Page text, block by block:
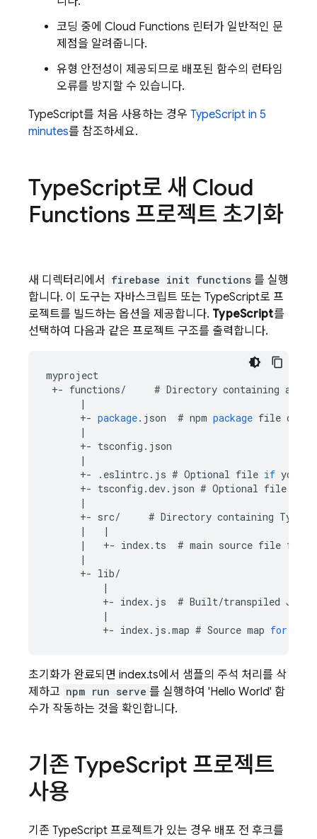
코딩 중에 Cloud Functions 린터가 일반적인 문
제점을 알려줍니다.
유형 안전성이 제공되므로 배포된 함수의 런타임
오류를 방지할 수 있습니다.
TypeScript를 처음 사용하는 경우 TypeScript in 5
minutes를 참조하세요.
TypeScript로 새 Cloud
Functions 프로젝트 초기화
새 디렉터리에서 firebase init functions 를 실행
합니다. 이 도구는 자바스크립트 또는 TypeScript로 프
로젝트를 빌드하는 옵션을 제공합니다. TypeScript를
선택하여 다음과 같은 프로젝트 구조를 출력합니다.
myproject
+- functions/ # Directory containing all
|
+- package. json # npm package file
|
+- tsconfig . json
|
+-
. eslintrc. js # Optional file if you
+- tsconfig .dev. json # Optional file
|
+- src/ # Directory containing
|
|
|
+- index. ts # main source file for
|
+- lib/
|
+- index. js # Built/transpiled
|
+- index. js .map # Source map for
초기화가 완료되면 index.ts에서 샘플의 주석 처리를 삭
제하고 npm run serve 를 실행하여 'Hello World' 함
수가 작동하는 것을 확인합니다.
기존 TypeScript 프로젝트
사용
기존 TypeScript 프로젝트가 있는 경우 배포 전 후크를